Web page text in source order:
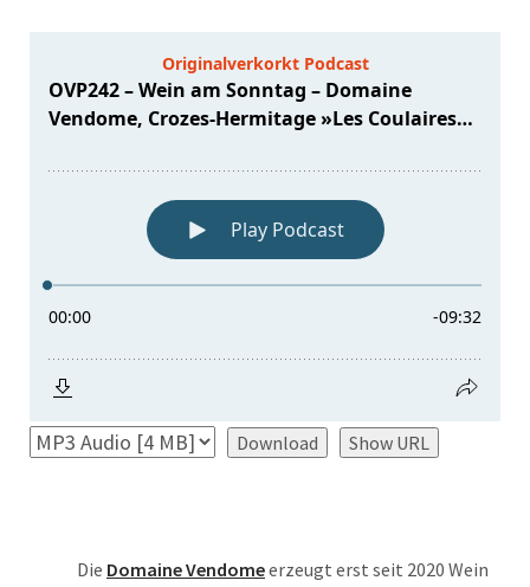
Download Show URL
Die Domaine Vendomeerzeugt erst seit 2020 Wein